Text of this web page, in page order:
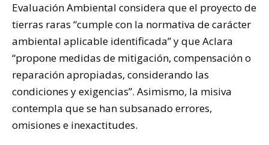
Evaluación Ambiental considera que el proyecto de
tierras raras “cumple con la normativa de carácter
ambiental aplicable identificada” y que Aclara
“propone medidas de mitigación, compensación o
reparación apropiadas, considerando las
condiciones y exigencias”. Asimismo, la misiva
contempla que se han subsanado errores,
omisiones e inexactitudes.